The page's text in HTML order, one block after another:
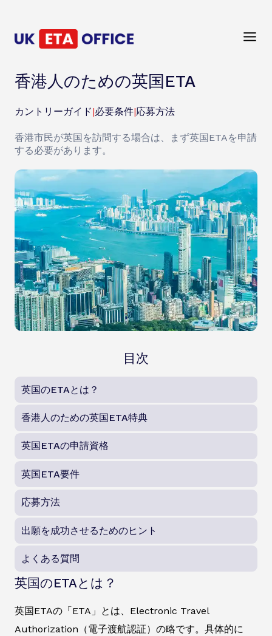
香港人のための英国ETA
カントリーガイド|必要条件|応募方法
香港市民が英国を訪問する場合は、まず英国ETAを申請
する必要があります。
目次
英国のETAとは？
香港人のための英国ETA特典
英国ETAの申請資格
英国ETA要件
応募方法
出願を成功させるためのヒント
よくある質問
英国のETAとは？
英国ETAの「ETA」とは、Electronic Travel
Authorization（電子渡航認証）の略です。具体的に